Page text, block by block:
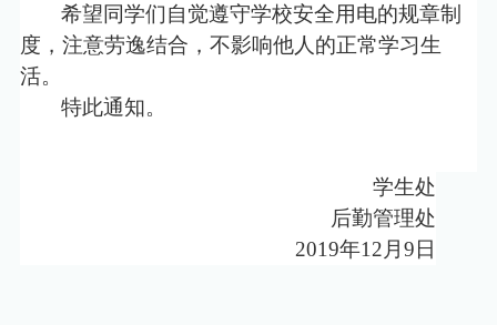
希望同学们自觉遵守学校安全用电的规章制
度，注意劳逸结合，不影响他人的正常学习生
活。
特此通知。
学生处
后勤管理处
2019年12月9 日